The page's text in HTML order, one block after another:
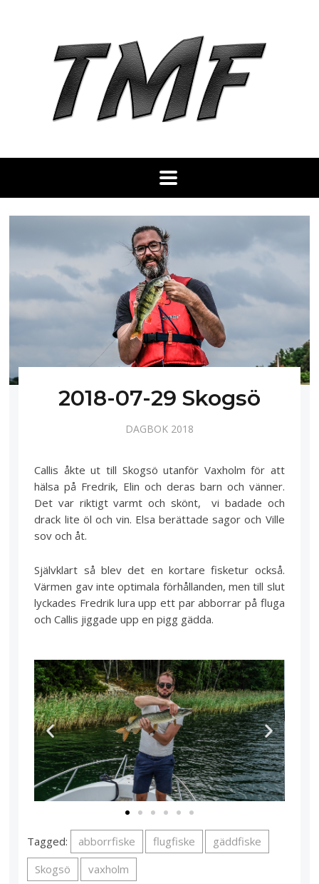
2018-07-29 Skogsö
DAGBOK 2018
Callis åkte ut till Skogsö utanför Vaxholm för att
hälsa på Fredrik, Elin och deras barn och vänner.
Det var riktigt varmt och skönt, vi badade och
drack lite öl och vin. Elsa berättade sagor och Ville
sov och åt.
Självklart så blev det en kortare fisketur också.
Värmen gav inte optimala förhållanden, men till slut
lyckades Fredrik lura upp ett par abborrar på fluga
och Callis jiggade upp en pigg gädda.
Tagged: abborrfiske flugfiske
gäddfiske
Skogsö
vaxholm